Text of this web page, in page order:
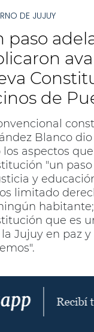
DE JUJUY
paso
de
Blanco
los aspectos
"un
y
limitado
que es
la Jujuy en paz